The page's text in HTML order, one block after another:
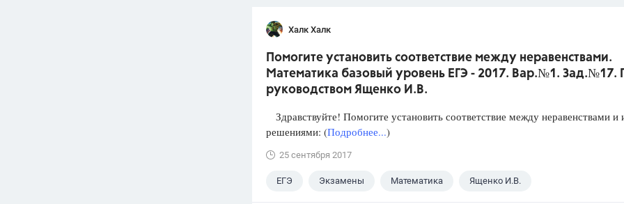
Халк Халк
Помогите установить соответствие между неравенствами.
Математика базовый уровень ЕГЭ - 2017. Вар.№1. Зад.№17.
руководством Ященко И.В.
Здравствуйте! Помогите установить соответствие между неравенствами и
решениями: (Подробнее...)
25 сентября 2017
ЕГЭ Экзамены Математика Ященко И.В.